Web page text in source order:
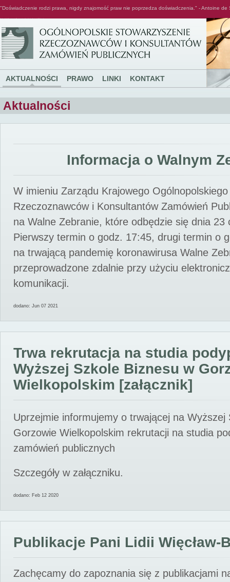
"Doświadczenie rodzi prawa, nigdy znajomość praw nie poprzedza doświadczenia." - Antoine de
AKTUALNOŚCI PRAWO LINKI KONTAKT
Aktualności
Informacja o Walnym
W imieniu Zarządu Krajowego
Rzeczoznawców i Konsultantów Zamówień
na Walne Zebranie, które odbędzie się dnia 23
Pierwszy termin o godz. 17:45, drugi termin o
na trwającą pandemię koronawirusa Walne
przeprowadzone zdalnie przy użyciu
komunikacji.
dodano: Jun 07 2021
Trwa rekrutacja na studia
Wyższej Szkole Biznesu w
Wielkopolskim [załącznik]
Uprzejmie informujemy o trwającej na Wyższej
Gorzowie Wielkopolskim rekrutacji na studia
zamówień publicznych
Szczegóły w załączniku.
dodano: Feb 12 2020
Publikacje Pani Lidii Więcław-
Zachęcamy do zapoznania się z publikacjami